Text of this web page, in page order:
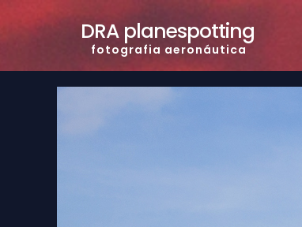
DRA planespotting
f o t o g r a f i a a e r o n á u t i c a